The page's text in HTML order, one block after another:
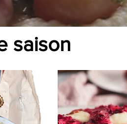
saison